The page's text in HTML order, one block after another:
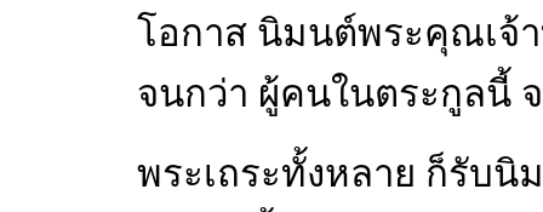
โอกาส นิมนต์พระคุณเจ้
จนกว่า ผู้คนในตระกูลนี้
พระเถระทั้งหลาย ก็รับนิ